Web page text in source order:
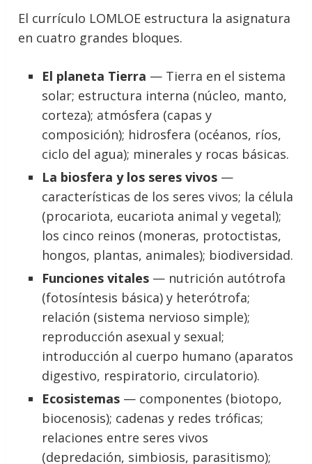
El currículo LOMLOE estructura la asignatura
en cuatro grandes bloques.
El planeta Tierra — Tierra en el sistema
solar; estructura interna (núcleo, manto,
corteza); atmósfera (capas y
composición); hidrosfera (océanos, ríos,
ciclo del agua); minerales y rocas básicas.
La biosfera y los seres vivos —
características de los seres vivos; la célula
(procariota, eucariota animal y vegetal);
los cinco reinos (moneras, protoctistas,
hongos, plantas, animales); biodiversidad.
Funciones vitales — nutrición autótrofa
(fotosíntesis básica) y heterótrofa;
relación (sistema nervioso simple);
reproducción asexual y sexual;
introducción al cuerpo humano (aparatos
digestivo, respiratorio, circulatorio).
Ecosistemas — componentes (biotopo,
biocenosis); cadenas y redes tróficas;
relaciones entre seres vivos
(depredación, simbiosis, parasitismo);